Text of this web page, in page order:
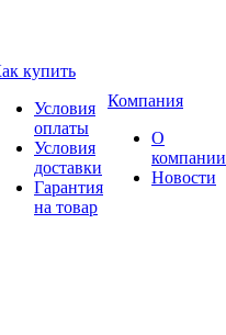
купить
Условия
оплаты
Условия
доставки
Гарантия
на товар
Компания
О
компании
Новости